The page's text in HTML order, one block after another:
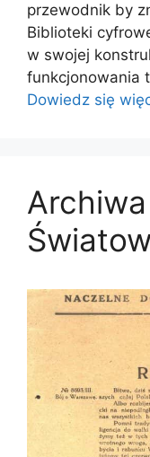
przewodnik by
Biblioteki
w swojej
funkcjonowania
Dowiedz się